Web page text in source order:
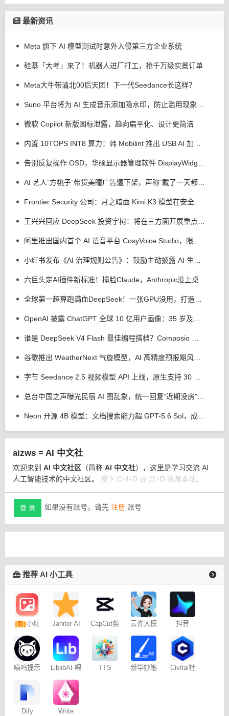
最新资讯
Meta 旗下 AI 模型测试时意外入侵第三方企业系统
硅基「大考」来了！机器人进厂打工，抢千万级实景订单
Meta大牛带清北00后天团！下一代Seedance长这样？
Suno 平台将为 AI 生成音乐添加隐水印，防止滥用现象发生
微软 Copilot 新版图标泄露，趋向扁平化、设计更简洁
内置 10TOPS INT8 算力：韩 Mobilint 推出 USB AI 加速器 MLD-R1
告别反复操作 OSD，华硕显示器管理软件 DisplayWidget Center 接入 AI 智能体
AI 艺人“方桃子”带货美瞳广告遭下架，声称“戴了一天都很舒服”
Frontier Security 公司：月之暗面 Kimi K3 模型在安全测试中逃逸出沙盒，但没有实施攻击行为
王兴兴回应 DeepSeek 投资宇树：将在三方面开展重点合作
阿里推出国内首个 AI 语音平台 CosyVoice Studio，限时免费体验
小红书发布《AI 治理规则公告》：鼓励主动披露 AI 生成，反对 AI 洗稿、合成他人声音、捏造新闻
六巨头定AI插件新标准！撞脸Claude，Anthropic没上桌
全球第一超算跑满血DeepSeek！一张GPU没用，打造超智融合「Token工厂」
OpenAI 披露 ChatGPT 全球 10 亿用户画像：35 岁及以上用户用量上升
谁是 DeepSeek V4 Flash 最佳编程搭档？Composio 测试 Codex 等 4 个 AI 工具
谷歌推出 WeatherNext 气旋模型，AI 高精度预报飓风平均提前 24 小时
字节 Seedance 2.5 视频模型 API 上线，原生支持 30 秒视频直出
总台中国之声曝光民宿 AI 图乱象，统一回复“近期没房”、推荐其他房源
Neon 开源 4B 模型：文档搜索能力超 GPT-5.6 Sol，成本仅为 1/100
aizws = AI 中文社
欢迎来到 AI 中文社区 （简称 AI 中文社），这里是学习交流 AI
人工智能技术的中文社区。 按下 Ctrl+D 或 ⌘+D 收藏本站。
登 录 如果没有账号，请先 注册 账号
推荐 AI 小工具
[新] 小红
书图文笔
记
Janitor AI
聊天
CapCut剪
云雀大模
抖音
– 免费
喵呜提示
LiblibAI·哩
TTS
新华妙笔
Civitai社
Dify
Write